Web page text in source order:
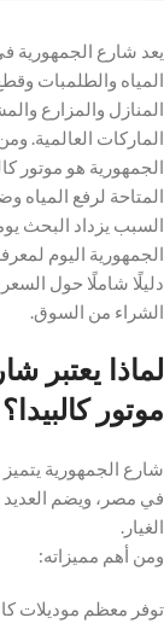
يعد شارع الجمهورية
المياه والطلمبات
المنازل والمزارع
الماركات العالمية.
المتاحة لرفع المياه
الجمهورية اليوم
دليلًا شاملًا حول
الشراء من السوق.
لماذا يعتبر
موتور كالبيدا؟
شارع الجمهورية يتميز
في مصر، ويضم العديد
الغيار.
ومن أهم مميزاته:
توفر معظم موديلات